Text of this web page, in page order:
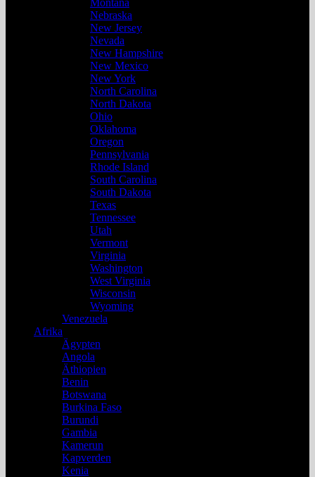
Montana
Nebraska
New Jersey
Nevada
New Hampshire
New Mexico
New York
North Carolina
North Dakota
Ohio
Oklahoma
Oregon
Pennsylvania
Rhode Island
South Carolina
South Dakota
Texas
Tennessee
Utah
Vermont
Virginia
Washington
West Virginia
Wisconsin
Wyoming
Venezuela
Afrika
Ägypten
Angola
Äthiopien
Benin
Botswana
Burkina Faso
Burundi
Gambia
Kamerun
Kapverden
Kenia